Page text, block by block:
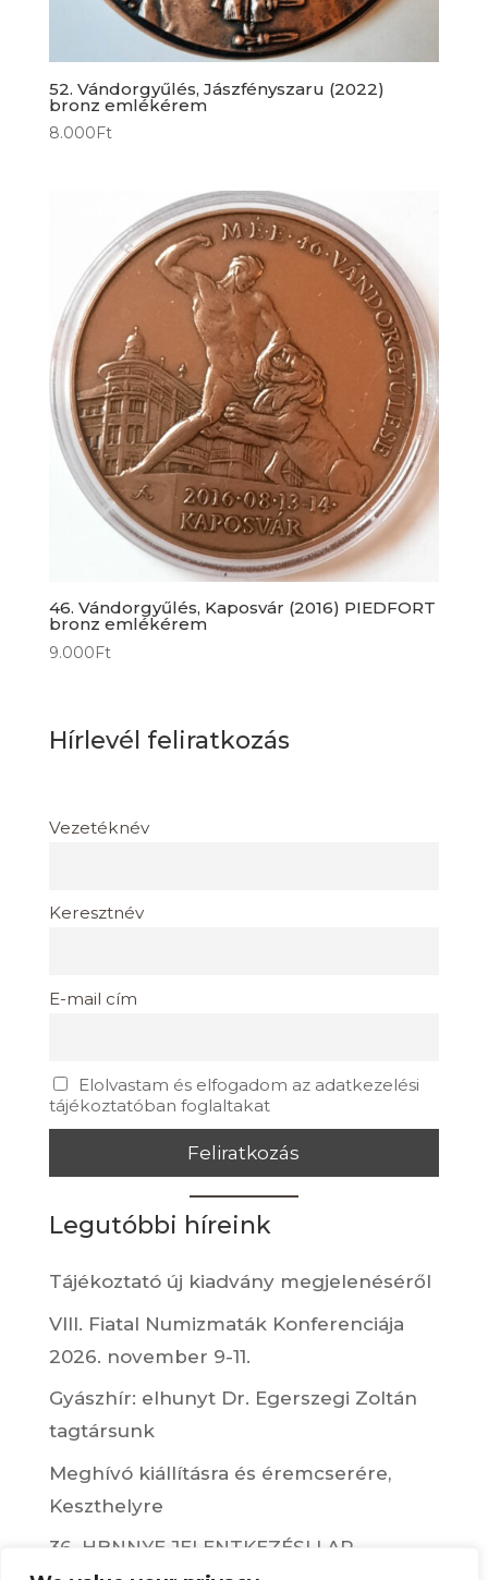
52. Vándorgyűlés, Jászfényszaru (2022)
bronz emlékérem
8.000Ft
46. Vándorgyűlés, Kaposvár (2016) PIEDFORT
bronz emlékérem
9.000Ft
Hírlevél feliratkozás
Vezetéknév
Keresztnév
E-mail cím
Elolvastam és elfogadom az adatkezelési
tájékoztatóban foglaltakat
Legutóbbi híreink
Tájékoztató új kiadvány megjelenéséről
VIII. Fiatal Numizmaták Konferenciája
2026. november 9-11.
Gyászhír: elhunyt Dr. Egerszegi Zoltán
tagtársunk
Meghívó kiállításra és éremcserére,
Keszthelyre
36. HBNNYE JELENTKEZÉSI LAP,